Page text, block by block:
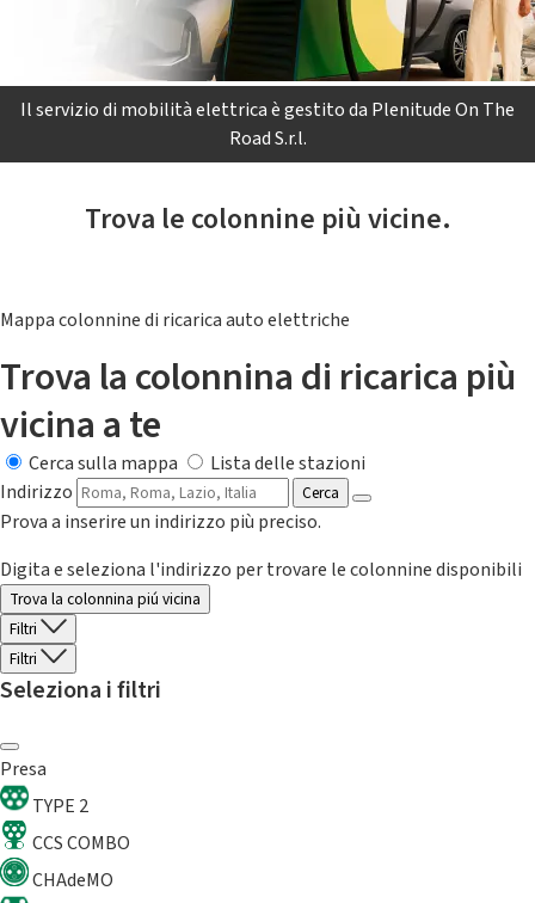
Il servizio di mobilità elettrica è gestito da Plenitude On The
Road S.r.l.
Trova le colonnine più vicine.
Mappa colonnine di ricarica auto elettriche
Trova la colonnina di ricarica più
vicina a te
Cerca sulla mappa
Lista delle stazioni
Indirizzo
Cerca
Prova a inserire un indirizzo più preciso.
Digita e seleziona l'indirizzo per trovare le colonnine disponibili
Trova la colonnina piú vicina
Filtri
Filtri
Seleziona i filtri
Presa
TYPE 2
CCS COMBO
CHAdeMO